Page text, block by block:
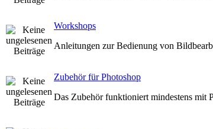
Workshops
Anleitungen zur Bedienung von
Zubehör für Photoshop
Das Zubehör funktioniert mindestens mit